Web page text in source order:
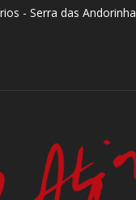
- Serra das